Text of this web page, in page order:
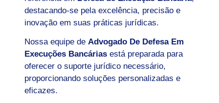
destacando-se pela excelência, precisão e
inovação em suas práticas jurídicas.
Nossa equipe de Advogado De Defesa Em
Execuções Bancárias está preparada para
oferecer o suporte jurídico necessário,
proporcionando soluções personalizadas e
eficazes.